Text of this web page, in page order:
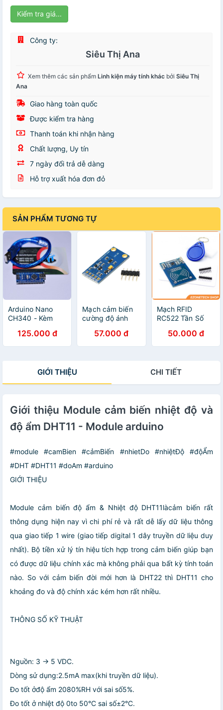
Kiểm tra giá...
Công ty:
Siêu Thị Ana
Xem thêm các sản phẩm Linh kiện máy tính khác bởi Siêu Thị
Ana
Giao hàng toàn quốc
Được kiểm tra hàng
Thanh toán khi nhận hàng
Chất lượng, Uy tín
7 ngày đổi trả dễ dàng
Hỗ trợ xuất hóa đơn đỏ
SẢN PHẨM TƯƠNG TỰ
Arduino Nano
CH340 - Kèm
Quy Nhơn CN2]
125.000 đ
Mạch cảm biến
cường độ ánh
BH1750 - Module
arduino
57.000 đ
Mạch RFID
RC522 Tần Số
Tiếp SPI
50.000 đ
GIỚI THIỆU CHI TIẾT
Giới thiệu Module cảm biến nhiệt độ và
độ ẩm DHT11 - Module arduino
#module #camBien #cảmBiến #nhietDo #nhiệtĐộ #độẨm
#DHT #DHT11 #doAm #arduino
GIỚI THIỆU
Module cảm biến độ ẩm & Nhiệt độ DHT11làcảm biến rất
thông dụng hiện nay vì chi phí rẻ và rất dễ lấy dữ liệu thông
qua giao tiếp 1 wire (giao tiếp digital 1 dây truyền dữ liệu duy
nhất). Bộ tiền xử lý tín hiệu tích hợp trong cảm biến giúp bạn
có được dữ liệu chính xác mà không phải qua bất kỳ tính toán
nào. So với cảm biến đời mới hơn là DHT22 thì DHT11 cho
khoảng đo và độ chính xác kém hơn rất nhiều.
THÔNG SỐ KỸ THUẬT
Nguồn: 3 -> 5 VDC.
Dòng sử dụng:2.5mA max(khi truyền dữ liệu).
Đo tốt ởđộ ẩm 2080%RH với sai số5%.
Đo tốt ở nhiệt độ 0to 50°C sai số±2°C.